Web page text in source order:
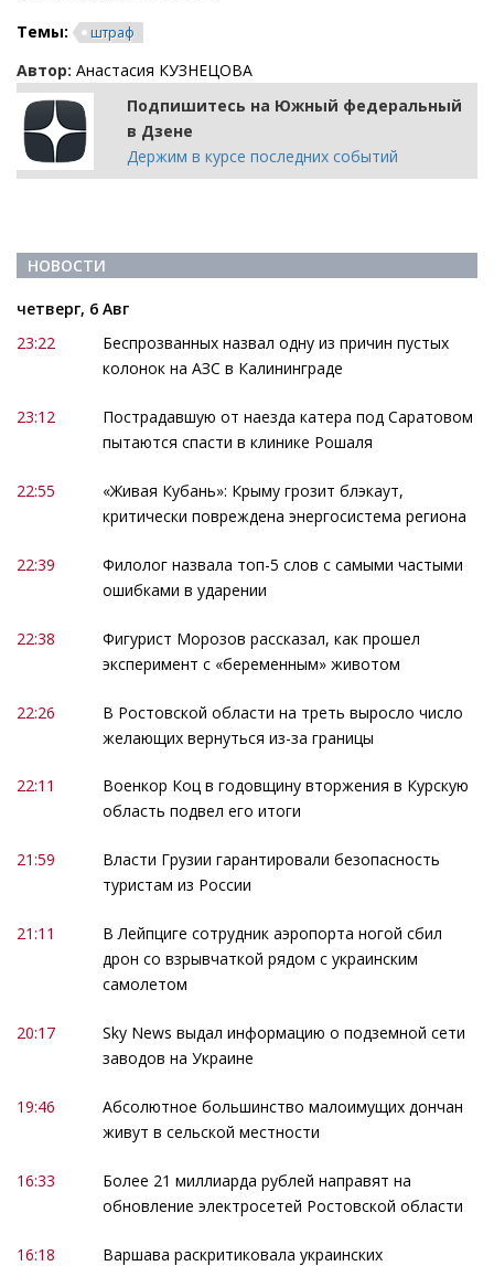
Темы:
штраф
Автор: Анастасия КУЗНЕЦОВА
Подпишитесь на Южный федеральный
в Дзене
Держим в курсе последних событий
НОВОСТИ
четверг, 6 Авг
23:22
Беспрозванных назвал одну из причин пустых
колонок на АЗС в Калининграде
23:12
Пострадавшую от наезда катера под Саратовом
пытаются спасти в клинике Рошаля
22:55
«Живая Кубань»: Крыму грозит блэкаут,
критически повреждена энергосистема региона
22:39
Филолог назвала топ-5 слов с самыми частыми
ошибками в ударении
22:38
Фигурист Морозов рассказал, как прошел
эксперимент с «беременным» животом
22:26
В Ростовской области на треть выросло число
желающих вернуться из-за границы
22:11
Военкор Коц в годовщину вторжения в Курскую
область подвел его итоги
21:59
Власти Грузии гарантировали безопасность
туристам из России
21:11
В Лейпциге сотрудник аэропорта ногой сбил
дрон со взрывчаткой рядом с украинским
самолетом
20:17
Sky News выдал информацию о подземной сети
заводов на Украине
19:46
Абсолютное большинство малоимущих дончан
живут в сельской местности
16:33
Более 21 миллиарда рублей направят на
обновление электросетей Ростовской области
16:18
Варшава раскритиковала украинских